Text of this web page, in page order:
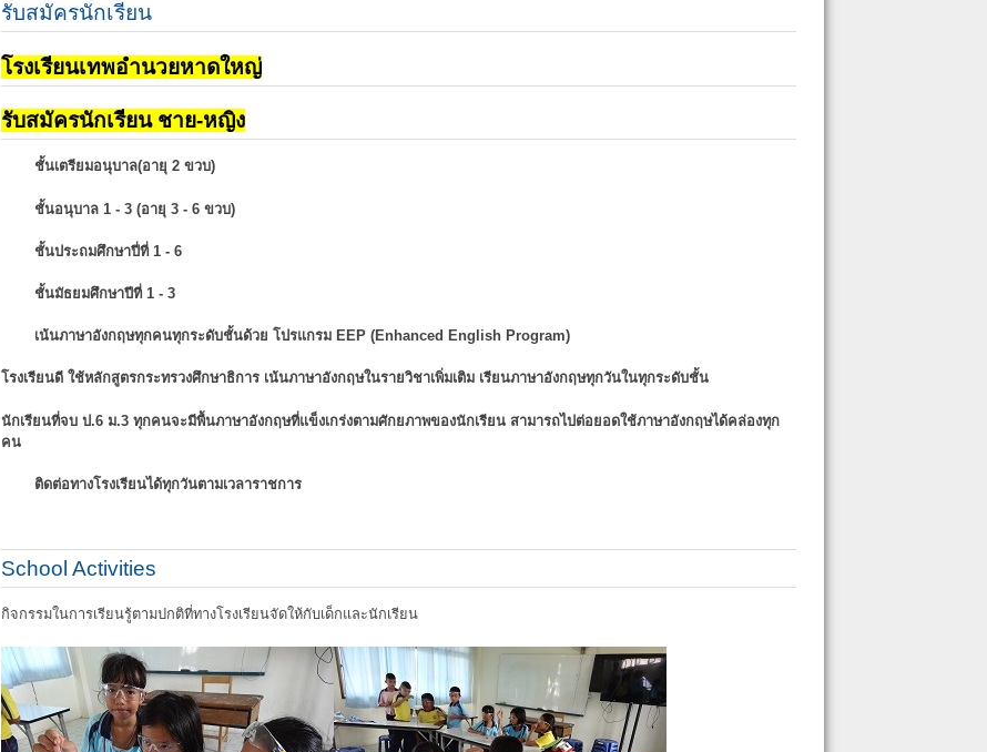
รับสมัครนักเรียน
โรงเรียนเทพอำนวยหาดใหญ่
รับสมัครนักเรียน ชาย-หญิง
ชั้นเตรียมอนุบาล(อายุ 2 ขวบ)
ชั้นอนุบาล 1 - 3 (อายุ 3 - 6 ขวบ)
ชั้นประถมศึกษาปี่ที่ 1 - 6
ชั้นมัธยมศึกษาปีที่ 1 - 3
เน้นภาษาอังกฤษทุกคนทุกระดับชั้นด้วย โปรแกรม EEP (Enhanced English Program)
โรงเรียนดี ใช้หลักสูตรกระทรวงศึกษาธิการ เน้นภาษาอังกฤษในรายวิชาเพิ่มเติม เรียนภาษาอังกฤษทุกวันในทุกระดับชั้น
นักเรียนที่จบ ป.6 ม.3 ทุกคนจะมีพื้นภาษาอังกฤษที่แข็งเกร่งตามศักยภาพของนักเรียน สามารถไปต่อยอดใช้ภาษาอังกฤษได้คล่องทุก
คน
ติดต่อทางโรงเรียนได้ทุกวันตามเวลาราชการ
School Activities
กิจกรรมในการเรียนรู้ตามปกติที่ทางโรงเรียนจัดให้กับเด็กและนักเรียน